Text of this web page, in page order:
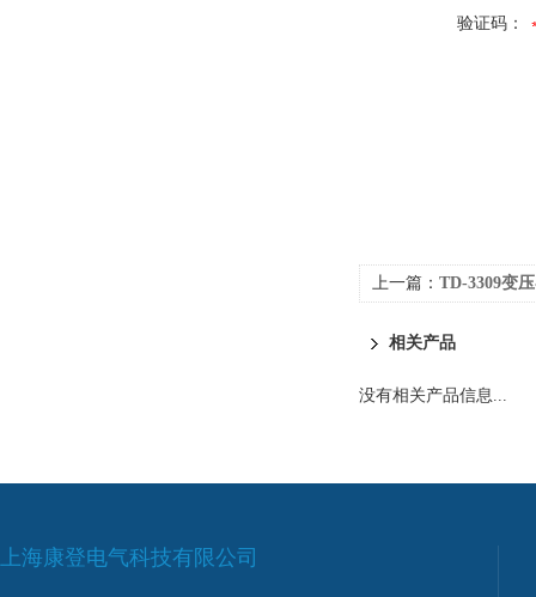
验证码：
上一篇： TD-3309变压
相关产品
没有相关产品信息...
上海康登电气科技有限公司